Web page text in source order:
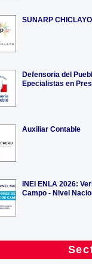
SUNARP
Defensoria del
Epecialistas en
Auxiliar Contable
INEI ENLA 2026:
Campo - Nivel